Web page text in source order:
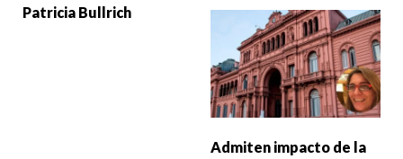
Patricia Bullrich
Admiten impacto de la